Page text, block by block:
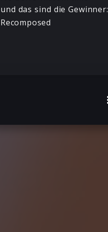
und das sind die Gewinner:
Recomposed